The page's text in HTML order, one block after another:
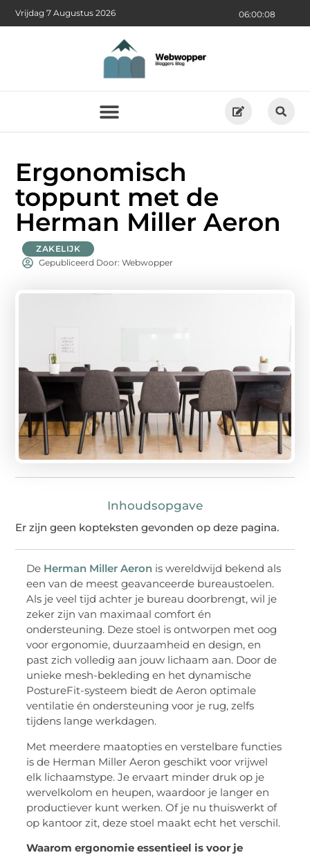
06:00:09
Vrijdag 7 Augustus 2026
Ergonomisch
toppunt met de
Herman Miller Aeron
ZAKELIJK
Gepubliceerd Door: Webwopper
Inhoudsopgave
Er zijn geen kopteksten gevonden op deze pagina.
De Herman Miller Aeron is wereldwijd bekend als
een van de meest geavanceerde bureaustoelen.
Als je veel tijd achter je bureau doorbrengt, wil je
zeker zijn van maximaal comfort én
ondersteuning. Deze stoel is ontworpen met oog
voor ergonomie, duurzaamheid en design, en
past zich volledig aan jouw lichaam aan. Door de
unieke mesh-bekleding en het dynamische
PostureFit-systeem biedt de Aeron optimale
ventilatie én ondersteuning voor je rug, zelfs
tijdens lange werkdagen.
Met meerdere maatopties en verstelbare functies
is de Herman Miller Aeron geschikt voor vrijwel
elk lichaamstype. Je ervaart minder druk op je
wervelkolom en heupen, waardoor je langer en
productiever kunt werken. Of je nu thuiswerkt of
op kantoor zit, deze stoel maakt echt het verschil.
Waarom ergonomie essentieel is voor je